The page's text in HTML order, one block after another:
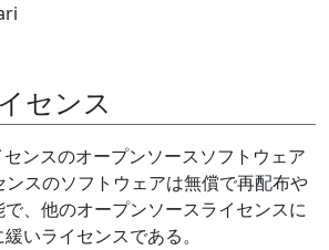
センス
ンスのオープンソースソフトウェア
スのソフトウェアは無償で再配布や
、他のオープンソースライセンスに
いライセンスである。